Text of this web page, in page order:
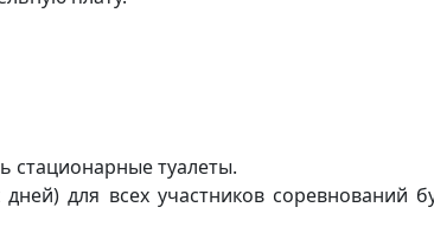
стационарные туалеты.
для всех участников соревнований